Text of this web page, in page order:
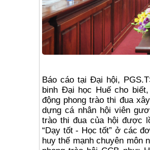
Báo cáo tại Đại hội,
binh Đại học Huế cho
động phong trào thi đua
dựng cá nhân hội viên
trào thi đua của hội được
“Dạy tốt - Học tốt” ở các
huy thế mạnh chuyên môn